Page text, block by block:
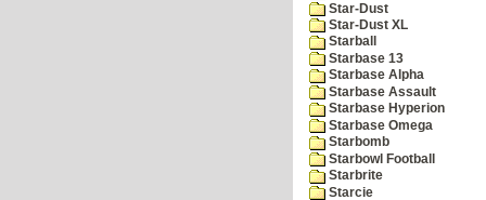
Star-Dust
Star-Dust XL
Starball
Starbase 13
Starbase Alpha
Starbase Assault
Starbase Hyperion
Starbase Omega
Starbomb
Starbowl Football
Starbrite
Starcie